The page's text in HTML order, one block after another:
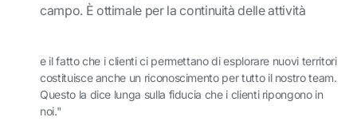
campo. È ottimale per la continuità delle attività
e il fatto che i clienti ci permettano di esplorare nuovi territori
costituisce anche un riconoscimento per tutto il nostro team.
Questo la dice lunga sulla fiducia che i clienti ripongono in
noi."